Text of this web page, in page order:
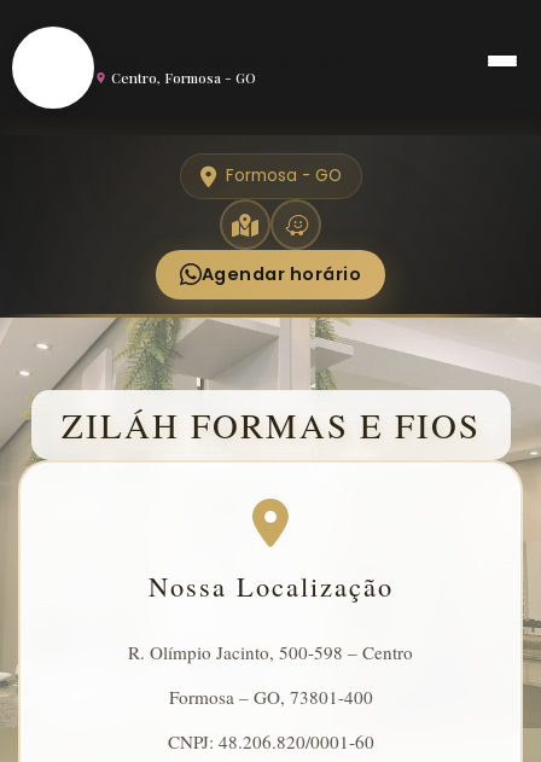
Centro, Formosa - GO
Formosa - GO
Agendar horário
ZILÁH FORMAS E FIOS
Nossa Localização
R. Olímpio Jacinto, 500-598 – Centro
Formosa – GO, 73801-400
CNPJ: 48.206.820/0001-60